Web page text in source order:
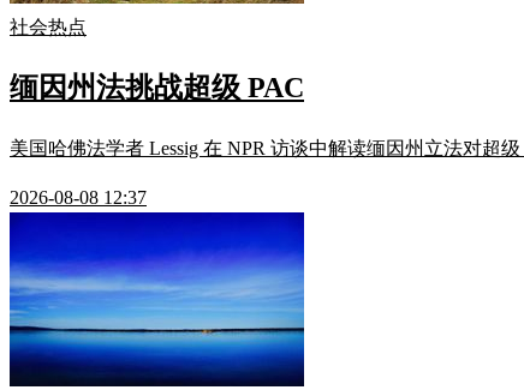
社会热点
缅因州法挑战超级 PAC
美国哈佛法学者 Lessig 在 NPR 访谈中解读缅因州立法对超
2026-08-08 12:37